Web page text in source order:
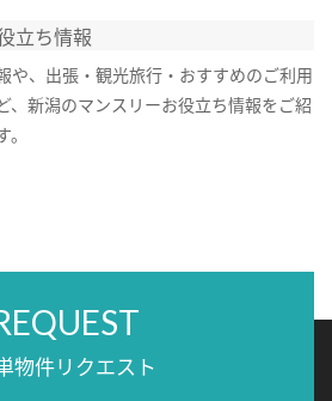
立ち情報
や、出張・観光旅行・おすすめのご利用
、新潟のマンスリーお役立ち情報をご紹
物件リクエスト